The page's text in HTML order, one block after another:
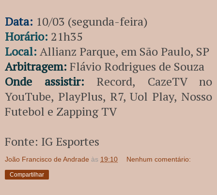
Data: 10/03 (segunda-feira)
Horário: 21h35
Local: Allianz Parque, em São Paulo, SP
Arbitragem: Flávio Rodrigues de Souza
Onde assistir: Record, CazeTV no
YouTube, PlayPlus, R7, Uol Play, Nosso
Futebol e Zapping TV
Fonte: IG Esportes
João Francisco de Andrade às 19:10 Nenhum comentário:
Compartilhar